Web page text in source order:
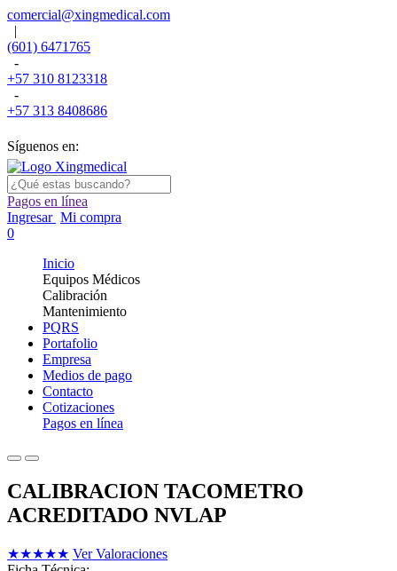
comercial@xingmedical.com
|
(601) 6471765
-
+57 310 8123318
-
+57 313 8408686
Síguenos en:
Pagos en línea
Ingresar Mi compra
0
Inicio
Equipos Médicos
Calibración
Mantenimiento
PQRS
Portafolio
Empresa
Medios de pago
Contacto
Cotizaciones
Pagos en línea
CALIBRACION TACOMETRO
ACREDITADO NVLAP
★★★★★ Ver Valoraciones